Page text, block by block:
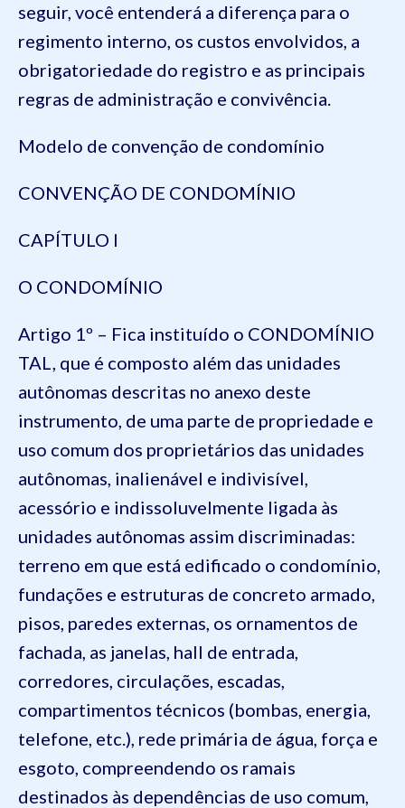
seguir, você entenderá a diferença para o
regimento interno, os custos envolvidos, a
obrigatoriedade do registro e as principais
regras de administração e convivência.
Modelo de convenção de condomínio
CONVENÇÃO DE CONDOMÍNIO
CAPÍTULO I
O CONDOMÍNIO
Artigo 1º – Fica instituído o CONDOMÍNIO
TAL, que é composto além das unidades
autônomas descritas no anexo deste
instrumento, de uma parte de propriedade e
uso comum dos proprietários das unidades
autônomas, inalienável e indivisível,
acessório e indissoluvelmente ligada às
unidades autônomas assim discriminadas:
terreno em que está edificado o condomínio,
fundações e estruturas de concreto armado,
pisos, paredes externas, os ornamentos de
fachada, as janelas, hall de entrada,
corredores, circulações, escadas,
compartimentos técnicos (bombas, energia,
telefone, etc.), rede primária de água, força e
esgoto, compreendendo os ramais
destinados às dependências de uso comum,